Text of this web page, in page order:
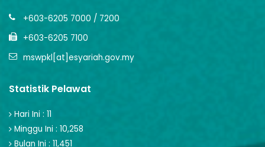
+603-6205 7000 / 7200
+603-6205 7100
mswpkl[at]esyariah.gov.my
Statistik Pelawat
Hari Ini : 11
Minggu Ini : 10,258
Bulan Ini : 11,451